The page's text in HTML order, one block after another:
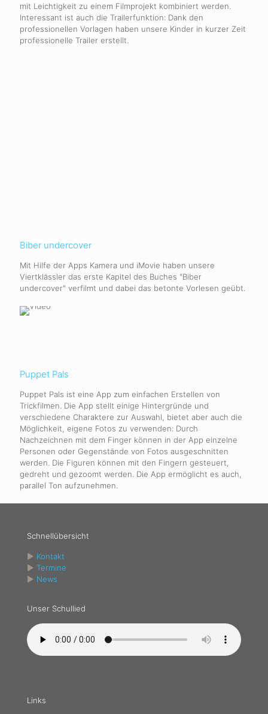
mit Leichtigkeit zu einem Filmprojekt kombiniert werden.
Interessant ist auch die Trailerfunktion: Dank den
professionellen Vorlagen haben unsere Kinder in kurzer Zeit
professionelle Trailer erstellt.
Biber undercover
Mit Hilfe der Apps Kamera und iMovie haben unsere
Viertklässler das erste Kapitel des Buches "Biber
undercover" verfilmt und dabei das betonte Vorlesen geübt.
Puppet Pals
Puppet Pals ist eine App zum einfachen Erstellen von
Trickfilmen. Die App stellt einige Hintergründe und
verschiedene Charaktere zur Auswahl, bietet aber auch die
Möglichkeit, eigene Fotos zu verwenden: Durch
Nachzeichnen mit dem Finger können in der App einzelne
Personen oder Gegenstände von Fotos ausgeschnitten
werden. Die Figuren können mit den Fingern gesteuert,
gedreht und gezoomt werden. Die App ermöglicht es auch,
parallel Ton aufzunehmen.
Schnellübersicht
► Kontakt
► Termine
► News
Unser Schullied
Links